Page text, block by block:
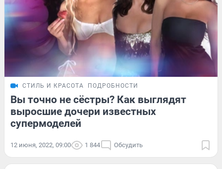
СТИЛЬ И КРАСОТА ПОДРОБНОСТИ
Вы точно не сёстры? Как выглядят
выросшие дочери известных
супермоделей
12 июня, 2022, 09:00 1 844 Обсудить